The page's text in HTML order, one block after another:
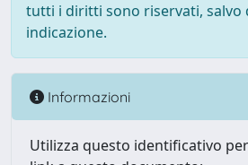
tutti i diritti sono riservati, salvo
indicazione.
Informazioni
Utilizza questo identificativo